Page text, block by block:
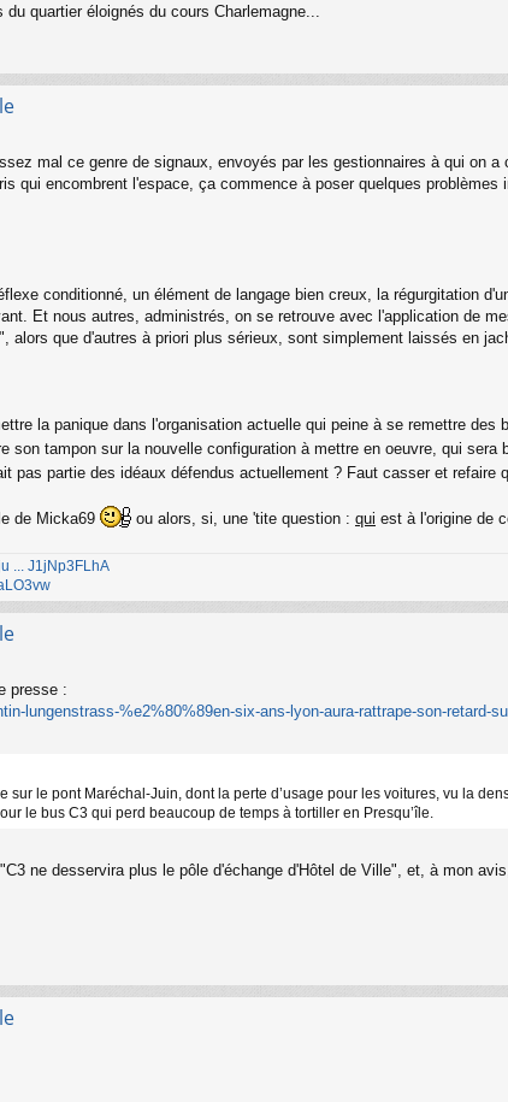
quartier éloignés du cours Charlemagne...
mal ce genre de signaux, envoyés par les gestionnaires à qui on a
qui encombrent l'espace, ça commence à poser quelques
conditionné, un élément de langage bien creux, la régurgitation
Et nous autres, administrés, on se retrouve avec l'application de
alors que d'autres à priori plus sérieux, sont simplement laissés en
la panique dans l'organisation actuelle qui peine à se remettre
son tampon sur la nouvelle configuration à mettre en oeuvre, qui
pas partie des idéaux défendus actuellement ? Faut casser et refaire
de Micka69 ou alors, si, une 'tite question : qui est à l'origine de
... J1jNp3FLhA
presse :
lungenstrass-%e2%80%89en-six-ans-lyon-aura-rattrape-son-retard-
sur le pont Maréchal-Juin, dont la perte d’usage pour les voitures, vu la
le bus C3 qui perd beaucoup de temps à tortiller en Presqu’île.
ne desservira plus le pôle d'échange d'Hôtel de Ville", et, à mon